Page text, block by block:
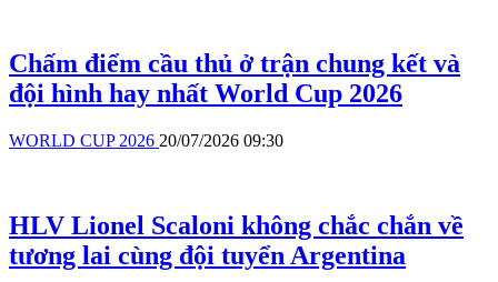
Chấm điểm cầu thủ ở trận chung kết và
đội hình hay nhất World Cup 2026
WORLD CUP 2026 20/07/2026 09:30
HLV Lionel Scaloni không chắc chắn về
tương lai cùng đội tuyển Argentina